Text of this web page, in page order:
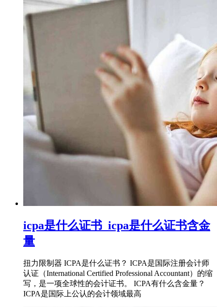
icpa是什么证书_icpa是什么证书含金
量
扭力限制器 ICPA是什么证书？ ICPA是国际注册会计师
认证（International Certified Professional Accountant）的缩
写，是一项全球性的会计证书。 ICPA有什么含金量？
ICPA是国际上公认的会计领域最高